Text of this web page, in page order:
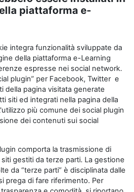
piattaforma e-
integra funzionalità sviluppate da
della piattaforma e-Learning
espresse nei social network.
plugin” per Facebook, Twitter e
della pagina visitata generate
siti ed integrati nella pagina della
più comune dei social plugin
dei contenuti sui social
comporta la trasmissione di
gestiti da terze parti. La gestione
da “terze parti” è disciplinata dalle
prega di fare riferimento. Per